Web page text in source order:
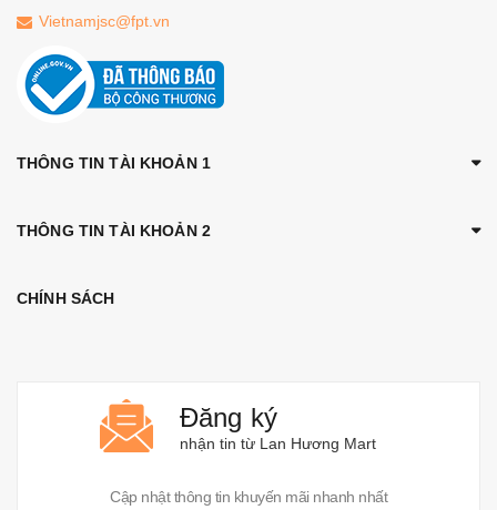
Vietnamjsc@fpt.vn
THÔNG TIN TÀI KHOẢN 1
THÔNG TIN TÀI KHOẢN 2
CHÍNH SÁCH
Đăng ký
nhận tin từ Lan Hương Mart
Cập nhật thông tin khuyến mãi nhanh nhất